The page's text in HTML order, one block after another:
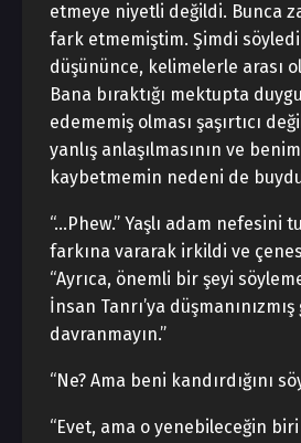
etmeye niyetli değildi. Bunca
fark etmemiştim. Şimdi
düşününce, kelimelerle arası
Bana bıraktığı mektupta
edememiş olması şaşırtıcı
yanlış anlaşılmasının ve
kaybetmemin nedeni de
“…Phew.” Yaşlı adam nefesini
farkına vararak irkildi ve
“Ayrıca, önemli bir şeyi
İnsan Tanrı’ya düşmanınızmış
davranmayın.”
“Ne? Ama beni kandırdığını
“Evet, ama o yenebileceğin